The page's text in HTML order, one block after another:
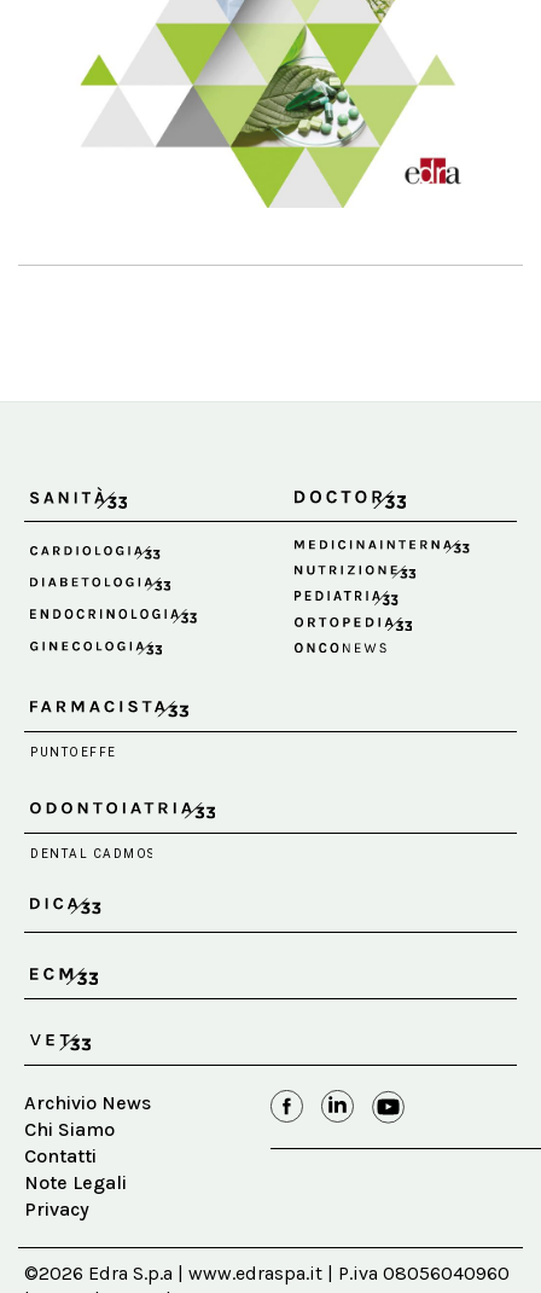
Archivio News
Chi Siamo
Contatti
Note Legali
Privacy
©2026 Edra S.p.a | www.edraspa.it | P.iva 08056040960